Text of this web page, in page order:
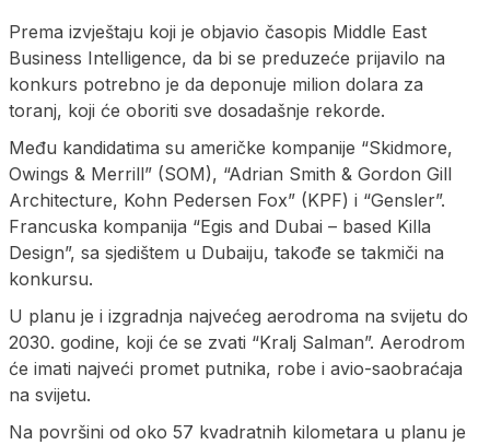
Prema izvještaju koji je objavio časopis Middle East
Business Intelligence, da bi se preduzeće prijavilo na
konkurs potrebno je da deponuje milion dolara za
toranj, koji će oboriti sve dosadašnje rekorde.
Među kandidatima su američke kompanije “Skidmore,
Owings & Merrill” (SOM), “Adrian Smith & Gordon Gill
Architecture, Kohn Pedersen Fox” (KPF) i “Gensler”.
Francuska kompanija “Egis and Dubai – based Killa
Design”, sa sjedištem u Dubaiju, takođe se takmiči na
konkursu.
U planu je i izgradnja najvećeg aerodroma na svijetu do
2030. godine, koji će se zvati “Kralj Salman”. Aerodrom
će imati najveći promet putnika, robe i avio-saobraćaja
na svijetu.
Na površini od oko 57 kvadratnih kilometara u planu je